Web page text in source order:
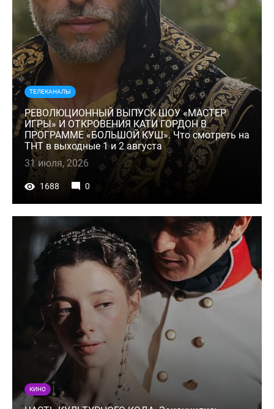
ТЕЛЕКАНАЛЫ
РЕВОЛЮЦИОННЫЙ ВЫПУСК ШОУ «МАСТЕР
ИГРЫ» И ОТКРОВЕНИЯ КАТИ ГОРДОН В
ПРОГРАММЕ «БОЛЬШОЙ КУШ». Что смотреть на
ТНТ в выходные 1 и 2 августа
31 июля, 2026
1688 0
КИНО